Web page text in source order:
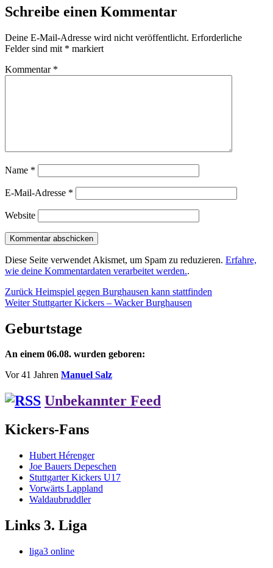
Schreibe einen Kommentar
Deine E-Mail-Adresse wird nicht veröffentlicht. Erforderliche
Felder sind mit * markiert
Kommentar *
Name *
E-Mail-Adresse *
Website
Diese Seite verwendet Akismet, um Spam zu reduzieren. Erfahre,
wie deine Kommentardaten verarbeitet werden..
Beitragsnavigation
Zurück Vorheriger
Beitrag:
Heimspiel gegen Burghausen kann stattfinden
Weiter Nächster
Stuttgarter Kickers – Wacker Burghausen
Geburtstage
An einem 06.08. wurden geboren:
Vor 41 Jahren Manuel Salz
Unbekannter Feed
Kickers-Fans
Hubert Hérenger
Joe Bauers Depeschen
Stuttgarter Kickers U17
Vorwärts Lappland
Waldaubruddler
Links 3. Liga
liga3 online